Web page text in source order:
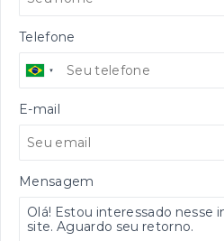
Telefone
E-mail
Mensagem